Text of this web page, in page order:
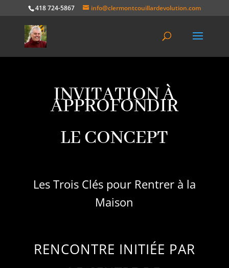
418 724-5867 info@clermontcouillardevolution.com
INVITATION À
APPROFONDIR
LE CONCEPT
Les Trois Clés pour Rentrer à la
Maison
RENCONTRE INITIÉE PAR